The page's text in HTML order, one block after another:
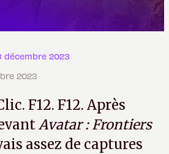
décembre 2023
2023
F12. F12. Après
Avatar : Frontiers
assez de captures